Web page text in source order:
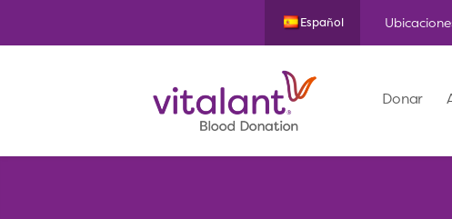
Español
Donar